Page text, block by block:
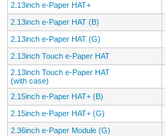
2.13inch e-Paper HAT+
2.13inch e-Paper HAT (B)
2.13inch e-Paper HAT (G)
2.13inch Touch e-Paper HAT
2.13inch Touch e-Paper HAT
(with case)
2.15inch e-Paper HAT+ (B)
2.15inch e-Paper HAT+ (G)
2.36inch e-Paper Module (G)